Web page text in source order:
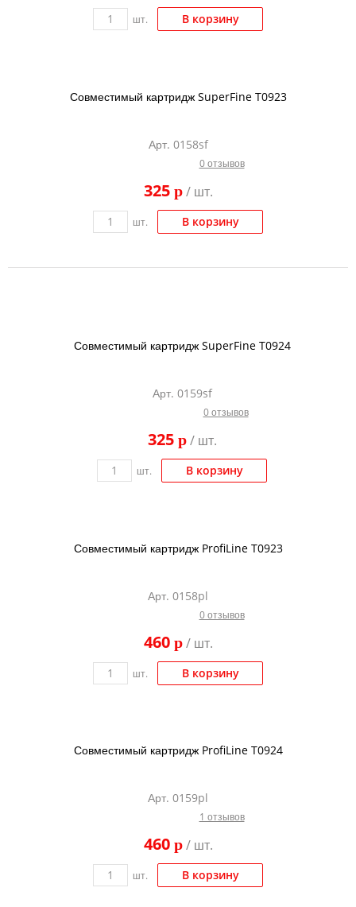
шт. В корзину
Совместимый картридж SuperFine T0923
Арт. 0158sf
0 отзывов
325 p/ шт.
шт. В корзину
Совместимый картридж SuperFine T0924
Арт. 0159sf
0 отзывов
325 p/ шт.
шт. В корзину
Совместимый картридж ProfiLine T0923
Арт. 0158pl
0 отзывов
460 p/ шт.
шт. В корзину
Совместимый картридж ProfiLine T0924
Арт. 0159pl
1 отзывов
460 p/ шт.
шт. В корзину